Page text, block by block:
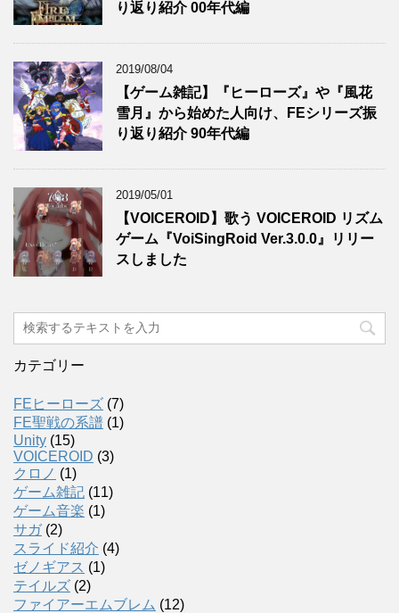
り返り紹介 00年代編
2019/08/04
【ゲーム雑記】『ヒーローズ』や『風花
雪月』から始めた人向け、FEシリーズ振
り返り紹介 90年代編
2019/05/01
【VOICEROID】歌う VOICEROID リズム
ゲーム『VoiSingRoid Ver.3.0.0』リリー
スしました
カテゴリー
FEヒーローズ (7)
FE聖戦の系譜 (1)
Unity (15)
VOICEROID (3)
クロノ (1)
ゲーム雑記 (11)
ゲーム音楽 (1)
サガ(2)
スライド紹介 (4)
ゼノギアス (1)
テイルズ (2)
ファイアーエムブレム (12)